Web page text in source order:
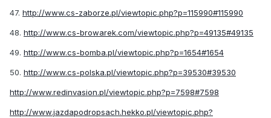
47. http://www.cs-zaborze.pl/viewtopic.php?p=115990#115990
48. http://www.cs-browarek.com/viewtopic.php?p=49135#49135
49. http://www.cs-bomba.pl/viewtopic.php?p=1654#1654
50. http://www.cs-polska.pl/viewtopic.php?p=39530#39530
http://www.redinvasion.pl/viewtopic.php?p=7598#7598
http://www.jazdapodropsach.hekko.pl/viewtopic.php?